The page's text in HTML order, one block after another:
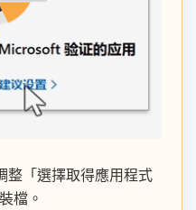
整「選擇取得應用程式
檔。